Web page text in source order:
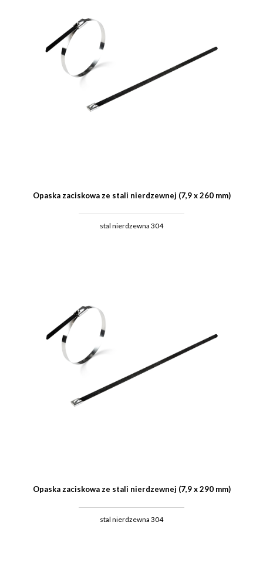
Opaska zaciskowa ze stali nierdzewnej (7,9 x 260 mm)
stal nierdzewna 304
Opaska zaciskowa ze stali nierdzewnej (7,9 x 290 mm)
stal nierdzewna 304